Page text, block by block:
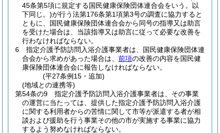
45条第5項に規定する国民健康保険団体連合会をいう。以
下同じ。)が行う法第176条第1項第3号の調査に協力すると
ともに、国民健康保険団体連合会から同号の指導又は助言
を受けた場合は、当該指導又は助言に従って必要な改善を
行わなければならない。
6
指定介護予防訪問入浴介護事業者は、国民健康保険団体連
合会から求めがあった場合は、 前項の改善の内容を国民健
康保険団体連合会に報告しなければならない。
(平27条例15・追加)
(地域との連携等)
第54条の9
指定介護予防訪問入浴介護事業者は、その事業
の運営に当たっては、提供した指定介護予防訪問入浴介護
に関する利用者からの苦情に関して市等が派遣する者が相
談および援助を行う事業その他の市が実施する事業に協力
するよう努めなければならない。